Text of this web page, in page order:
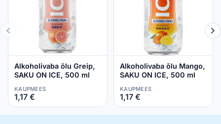
Alkoholivaba õlu Greip,
SAKU ON ICE, 500 ml
KAUPMEES
1,17 €
Alkoholivaba õlu Mango,
SAKU ON ICE, 500 ml
KAUPMEES
1,17 €